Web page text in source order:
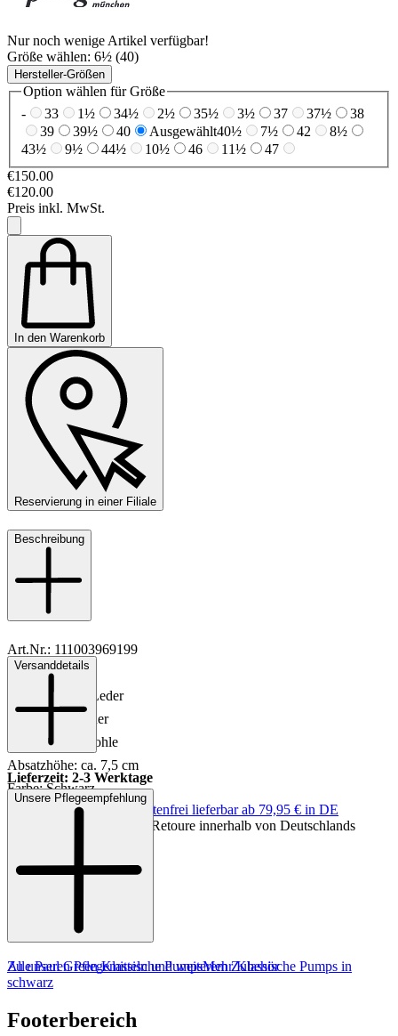
Nur noch wenige Artikel verfügbar!
Größe wählen: 6½ (40)
Hersteller-Größen
Option wählen für Größe
-
33 1½ 34½ 2½ 35½ 3½ 37 37½
38
39
39½ 40 Ausgewählt40½ 7½ 42
8½
43½
9½ 44½ 10½ 46 11½
47
€150.00
€120.00
Preis inkl. MwSt.
In den Warenkorb
Reservierung in einer Filiale
Beschreibung
Art.Nr.: 111003969199
Material: Leder
Innenmaterial: Leder
Innensohle: Leder
Sohle: Gummisohle
Absatzhöhe: ca. 7,5 cm
Farbe: Schwarz
Versanddetails
Lieferzeit: 2-3 Werktage
Keine Versandkosten:
kostenfrei lieferbar ab 79,95 € in DE
Einfache und Kostenlose Retoure innerhalb von Deutschlands
Unsere Pflegeempfehlung
Zu unseren Pflegemitteln und weiterem Zubehör
Alle Paul Green Klassische PumpsMehr Klassische Pumps in
schwarz
Footerbereich